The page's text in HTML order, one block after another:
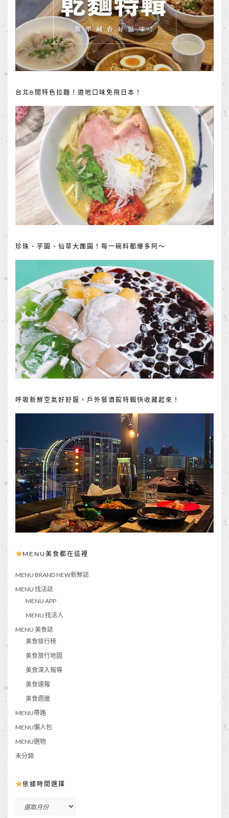
台北8間特色拉麵！道地口味免飛日本！
珍珠、芋圓、仙草大團圓！每一碗料都爆多阿～
呼吸新鮮空氣好舒服，戶外餐酒館特輯快收藏起來！
MENU美食都在這裡
MENU BRAND NEW新鮮誌
MENU 找活誌
MENU APP
MENU 找活人
MENU 美食誌
美食排行榜
美食旅行地圖
美食深入報導
美食速報
美食週邊
MENU帶路
MENU懶人包
MENU選物
未分類
依據時間選擇